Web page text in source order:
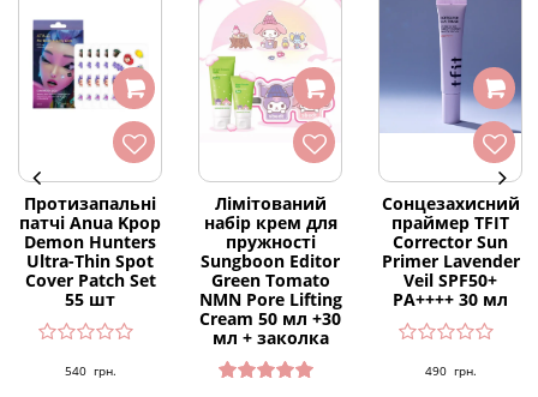
Протизапальні
патчі Anua Kpop
Demon Hunters
Ultra-Thin Spot
Cover Patch Set
55 шт
540 грн.
Лімітований
набір крем для
пружності
Sungboon Editor
Green Tomato
NMN Pore Lifting
Cream 50 мл +30
мл + заколка
Сонцезахисний
праймер TFIT
Corrector Sun
Primer Lavender
Veil SPF50+
PA++++ 30 мл
490 грн.